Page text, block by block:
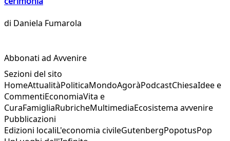
di Daniela Fumarola
Abbonati ad Avvenire
Sezioni del sito
HomeAttualitàPoliticaMondoAgoràPodcastChiesaIdee e
CommentiEconomiaVita e
CuraFamigliaRubricheMultimediaEcosistema avvenire
Pubblicazioni
Edizioni localiL'economia civileGutenbergPopotusPop